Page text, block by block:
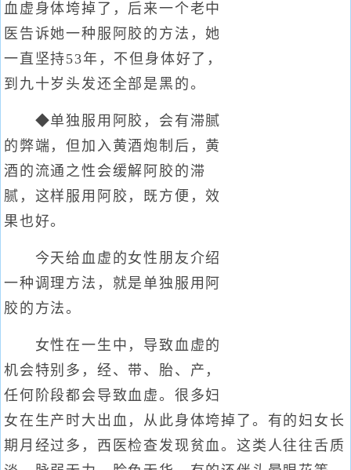
血虚身体垮掉了，后来一个老中
医告诉她一种服阿胶的方法，她
一直坚持53年，不但身体好了，
到九十岁头发还全部是黑的。
◆单独服用阿胶，会有滞腻
的弊端，但加入黄酒炮制后，黄
酒的流通之性会缓解阿胶的滞
腻，这样服用阿胶，既方便，效
果也好。
今天给血虚的女性朋友介绍
一种调理方法，就是单独服用阿
胶的方法。
女性在一生中，导致血虚的
机会特别多，经、带、胎、产，
任何阶段都会导致血虚。很多妇
女在生产时大出血，从此身体垮掉了。有的妇女长
期月经过多，西医检查发现贫血。这类人往往舌质